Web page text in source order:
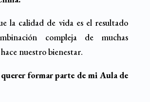
la calidad de vida es el resultado
compleja de muchas
nuestro bienestar.
querer formar parte de mi Aula de